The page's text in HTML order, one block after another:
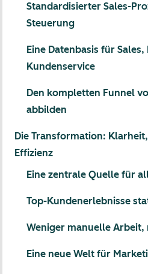
Standardisierter Sales-
Steuerung
Eine Datenbasis für
Kundenservice
Den kompletten Funnel
abbilden
Die Transformation:
Effizienz
Eine zentrale Quelle für
Top-Kundenerlebnisse
Weniger manuelle Arbeit,
Eine neue Welt für